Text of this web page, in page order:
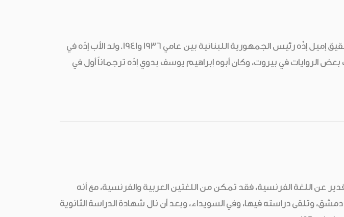
خليل (أو شارل إدّه) راهب يسوعي، ومربٍّ، وإداري، وشقيق إميل إدِّه رئيس الجمهورية اللبنانية بين عامي 1936 و1941.ولد الأب إدّه في
وقيل بحسب بعض الروايات في بيروت، وكان أبوه إبراهيم يوسف بدوي إدّه ترجماناً أول في
اللغة الفرنسية، فقد تمكن من اللغتين العربية والفرنسية، مع أنه
الشاعر خليل الخوري عام 1931 في دمشق، وتلقى دراسته فيها، وفي السويداء، وبعد أن نال شهادة الدراسة الثانوية